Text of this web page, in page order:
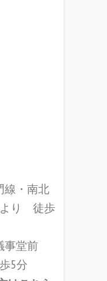
線・南北
り 徒歩
堂前
5分